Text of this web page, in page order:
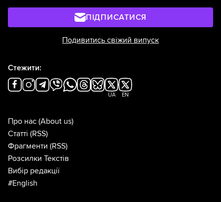
ПІДПИСАТИСЯ
Подивитись свіжий випуск
Стежити:
UA EN
Про нас (About us)
Статті (RSS)
Фрагменти (RSS)
Розсилки Текстів
Вибір редакції
#English